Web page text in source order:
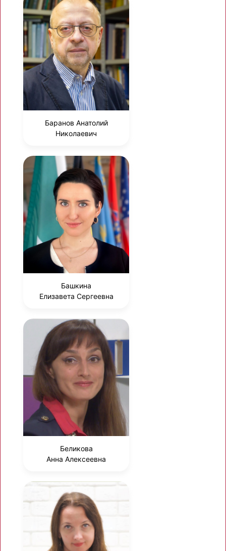
Баранов Анатолий
Николаевич
Башкина
Елизавета Сергеевна
Беликова
Анна Алексеевна